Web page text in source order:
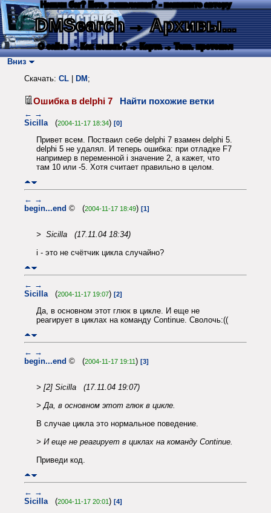
Нашли баг? Есть пожелания? - напишите автору
DMSearch→ Архивы...
О сайте → Как искать? → Карта → Текс. протокол
Вниз
Скачать: CL DM ;
Ошибка в delphi 7 Найти похожие ветки
← →
Sicilla (2004-11-17 18:34) [0]
Привет всем. Постваил себе delphi 7 взамен delphi 5.
delphi 5 не удалял. И теперь ошибка: при отладке F7
например в переменной i значение 2, а кажет, что
там 10 или -5. Хотя считает правильно в целом.
← →
begin...end © (2004-11-17 18:49) [1]
> Sicilla (17.11.04 18:34)
i - это не счётчик цикла случайно?
← →
Sicilla (2004-11-17 19:07) [2]
Да, в основном этот глюк в цикле. И еще не
реагирует в циклах на команду Continue. Сволочь:((
← →
begin...end © (2004-11-17 19:11) [3]
> [2] Sicilla (17.11.04 19:07)
> Да, в основном этот глюк в цикле.
В случае цикла это нормальное поведение.
> И еще не реагирует в циклах на команду Continue.
Приведи код.
← →
Sicilla (2004-11-17 20:01) [4]